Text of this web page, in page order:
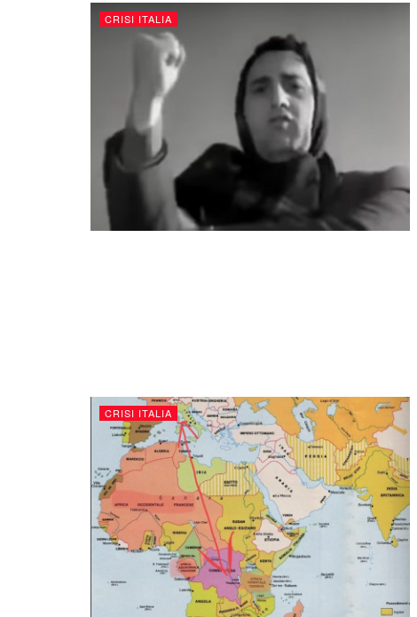
CRISI ITALIA
CRISI ITALIA